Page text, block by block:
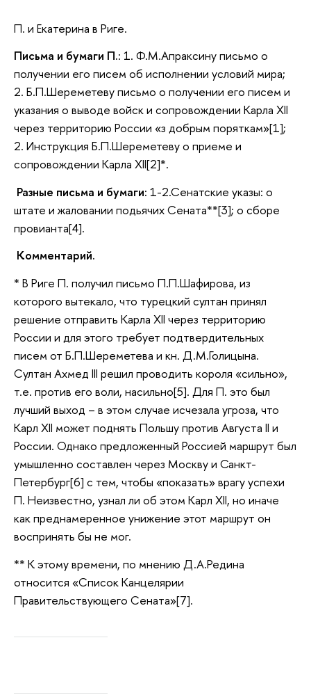
П. и Екатерина в Риге.
Письма и бумаги П.: 1. Ф.М.Апраксину письмо о
получении его писем об исполнении условий мира;
2. Б.П.Шереметеву письмо о получении его писем и
указания о выводе войск и сопровождении Карла XII
через территорию России «з добрым поряткам»[1];
2. Инструкция Б.П.Шереметеву о приеме и
сопровождении Карла XII[2]*.
Разные письма и бумаги: 1-2.Сенатские указы: о
штате и жаловании подьячих Сената**[3]; о сборе
провианта[4].
Комментарий.
* В Риге П. получил письмо П.П.Шафирова, из
которого вытекало, что турецкий султан принял
решение отправить Карла XII через территорию
России и для этого требует подтвердительных
писем от Б.П.Шереметева и кн. Д.М.Голицына.
Султан Ахмед III решил проводить короля «сильно»,
т.е. против его воли, насильно[5]. Для П. это был
лучший выход – в этом случае исчезала угроза, что
Карл XII может поднять Польшу против Августа II и
России. Однако предложенный Россией маршрут был
умышленно составлен через Москву и Санкт-
Петербург[6] с тем, чтобы «показать» врагу успехи
П. Неизвестно, узнал ли об этом Карл XII, но иначе
как преднамеренное унижение этот маршрут он
воспринять бы не мог.
** К этому времени, по мнению Д.А.Редина
относится «Список Канцелярии
Правительствующего Сената»[7].